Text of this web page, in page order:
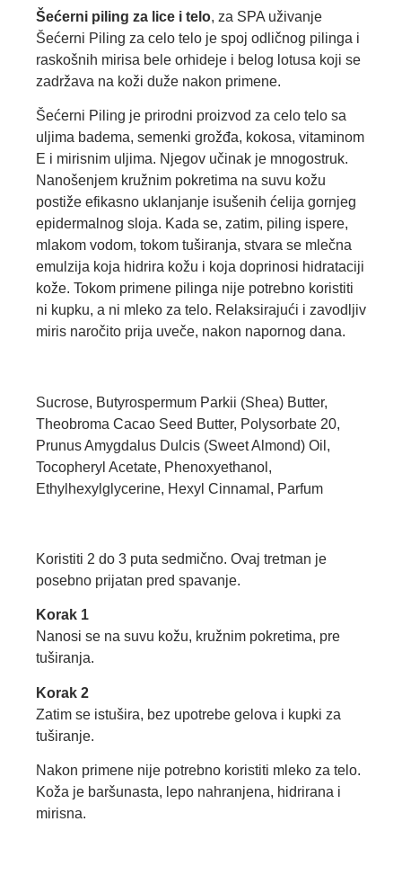
Šećerni piling za lice i telo, za SPA uživanje
Šećerni Piling za celo telo je spoj odličnog pilinga i
raskošnih mirisa bele orhideje i belog lotusa koji se
zadržava na koži duže nakon primene.
Šećerni Piling je prirodni proizvod za celo telo sa
uljima badema, semenki grožđa, kokosa, vitaminom
E i mirisnim uljima. Njegov učinak je mnogostruk.
Nanošenjem kružnim pokretima na suvu kožu
postiže efikasno uklanjanje isušenih ćelija gornjeg
epidermalnog sloja. Kada se, zatim, piling ispere,
mlakom vodom, tokom tuširanja, stvara se mlečna
emulzija koja hidrira kožu i koja doprinosi hidrataciji
kože. Tokom primene pilinga nije potrebno koristiti
ni kupku, a ni mleko za telo. Relaksirajući i zavodljiv
miris naročito prija uveče, nakon napornog dana.
Sucrose, Butyrospermum Parkii (Shea) Butter,
Theobroma Cacao Seed Butter, Polysorbate 20,
Prunus Amygdalus Dulcis (Sweet Almond) Oil,
Tocopheryl Acetate, Phenoxyethanol,
Ethylhexylglycerine, Hexyl Cinnamal, Parfum
Koristiti 2 do 3 puta sedmično. Ovaj tretman je
posebno prijatan pred spavanje.
Korak 1
Nanosi se na suvu kožu, kružnim pokretima, pre
tuširanja.
Korak 2
Zatim se istušira, bez upotrebe gelova i kupki za
tuširanje.
Nakon primene nije potrebno koristiti mleko za telo.
Koža je baršunasta, lepo nahranjena, hidrirana i
mirisna.